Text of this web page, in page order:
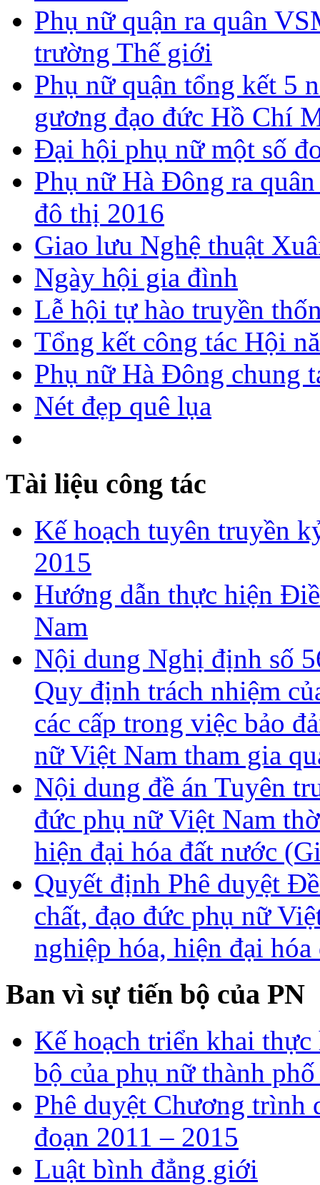
Phụ nữ quận ra quân
trường Thế giới
Phụ nữ quận tổng kết 5
gương đạo đức Hồ Chí
Đại hội phụ nữ một số
Phụ nữ Hà Đông ra
đô thị 2016
Giao lưu Nghệ thuật
Ngày hội gia đình
Lễ hội tự hào truyền
Tổng kết công tác Hội
Phụ nữ Hà Đông chung
Nét đẹp quê lụa
Tài liệu công tác
Kế hoạch tuyên truyền
2015
Hướng dẫn thực hiện
Nam
Nội dung Nghị định số
Quy định trách nhiệm
các cấp trong việc bảo
nữ Việt Nam tham gia
Nội dung đề án Tuyên
đức phụ nữ Việt Nam
hiện đại hóa đất nước
Quyết định Phê duyệt
chất, đạo đức phụ nữ
nghiệp hóa, hiện đại
Ban vì sự tiến bộ của PN
Kế hoạch triển khai
bộ của phụ nữ thành
Phê duyệt Chương
đoạn 2011 – 2015
Luật bình đẳng giới